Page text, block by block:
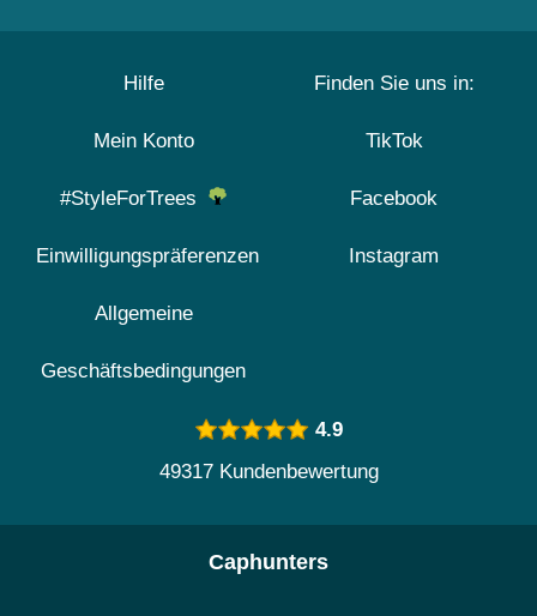
Hilfe
Mein Konto
#StyleForTrees
Einwilligungspräferenzen
Allgemeine
Geschäftsbedingungen
Finden Sie uns in:
TikTok
Facebook
Instagram
4.9
49317 Kundenbewertung
Caphunters